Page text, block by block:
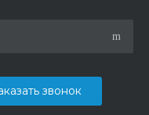
звонок